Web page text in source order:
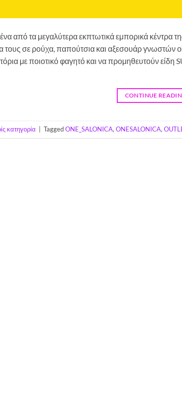
ένα από τα μεγαλύτερα εκπτωτικά εμπορικά
τους σε ρούχα, παπούτσια και αξεσουάρ γνωστών
με ποιοτικό φαγητό και να προμηθευτούν
CONTINUE
κατηγορία TaggedONE_SALONICA, ONESALONICA,